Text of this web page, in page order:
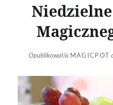
Opublikował/a MAGICPOT